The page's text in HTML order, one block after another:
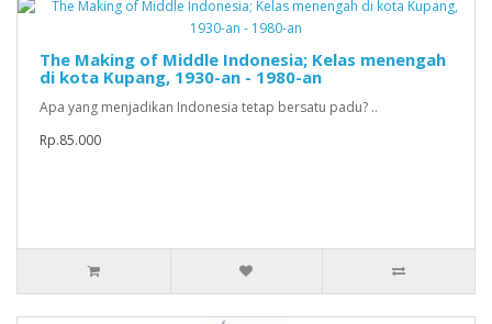
The Making of Middle Indonesia; Kelas menengah
di kota Kupang, 1930-an - 1980-an
Apa yang menjadikan Indonesia tetap bersatu padu? ..
Rp.85.000